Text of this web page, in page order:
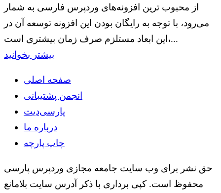
از محبوب ترین افزونه‌های وردپرس فارسی به شمار
می‌رود، با توجه به رایگان بودن این افزونه توسعه آن در
این ابعاد مستلزم صرف زمان بیشتری است،...
بیشتر بخوانید
صفحه اصلی
انجمن پشتیبانی
پارسی‌دیت
درباره ما
چاپ پارچه
حق نشر برای وب سایت جامعه مجازی وردپرس پارسی
محفوظ است. کپی برداری با ذکر آدرس سایت بلامانع